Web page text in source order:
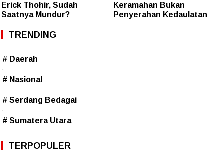
Erick Thohir, Sudah
Saatnya Mundur?
Keramahan Bukan
Penyerahan Kedaulatan
TRENDING
# Daerah
# Nasional
# Serdang Bedagai
# Sumatera Utara
TERPOPULER